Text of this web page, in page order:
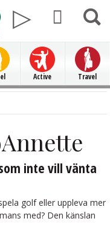
Active Travel
inte vill vänta
golf eller uppleva mer
med? Den känslan